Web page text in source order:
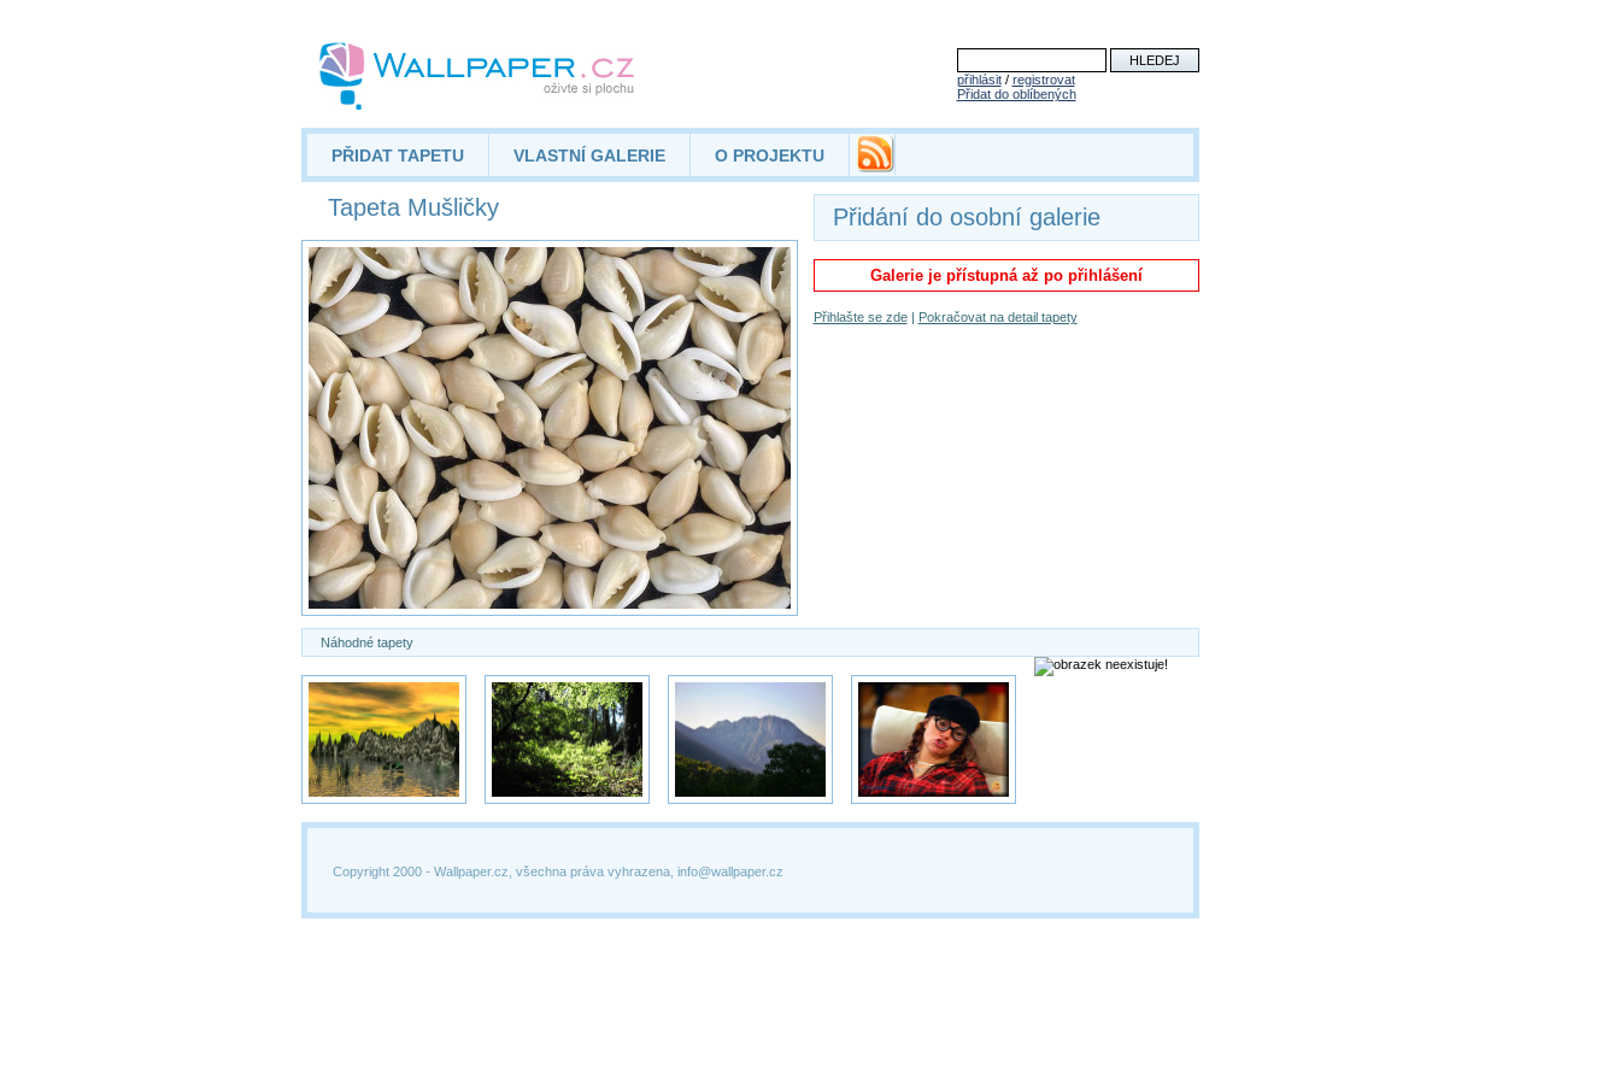
přihlásit/ registrovat
Přidat do oblíbených
PŘIDAT TAPETU VLASTNÍ GALERIE O PROJEKTU
Tapeta Mušličky Přidání do osobní galerie
Galerie je přístupná až po přihlášení
Přihlašte se zde| Pokračovat na detail tapety
Náhodné tapety
Copyright 2000 - Wallpaper.cz, všechna práva vyhrazena, info@wallpaper.cz